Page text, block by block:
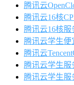
腾讯云
腾讯云16核
腾讯云16核
腾讯云学生便
腾讯云
腾讯云学生服
腾讯云学生